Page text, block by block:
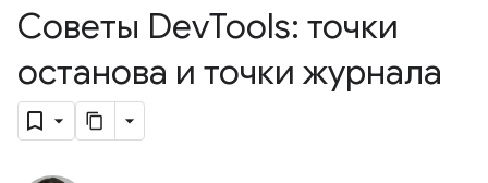
Советы DevTools: точки
останова и точки журнала